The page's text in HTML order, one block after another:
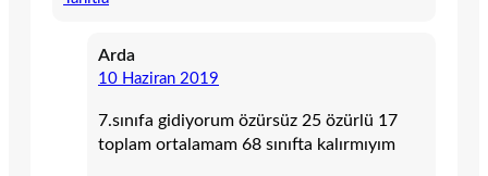
Arda
10 Haziran 2019
7.sınıfa gidiyorum özürsüz 25 özürlü 17
toplam ortalamam 68 sınıfta kalırmıyım